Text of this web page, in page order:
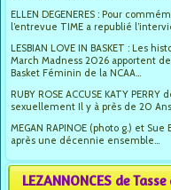
ELLEN DEGENERES : Pour
l’entrevue TIME a republié
LESBIAN LOVE IN BASKET : Les
March Madness 2026 apportent
Basket Féminin de la NCAA...
RUBY ROSE ACCUSE KATY
sexuellement Il y à près de 20
MEGAN RAPINOE (photo g.) et
après une décennie ensemble...
LEZANNONCES de Tasse